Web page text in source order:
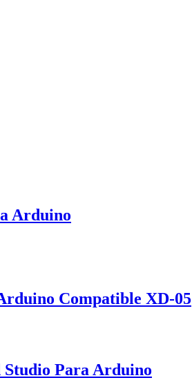
Arduino
Compatible XD-05
Studio Para Arduino